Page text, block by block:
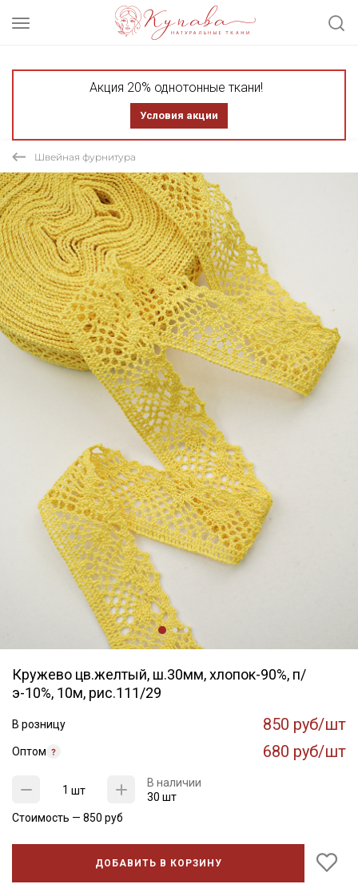
Акция 20% однотонные ткани!
Условия акции
Швейная фурнитура
Кружево цв.желтый, ш.30мм, хлопок-90%, п/
э-10%, 10м, рис.111/29
В розницу 850 руб/шт
Оптом 680 руб/шт
шт
В наличии
30 шт
Стоимость — 850 руб
ДОБАВИТЬ В КОРЗИНУ